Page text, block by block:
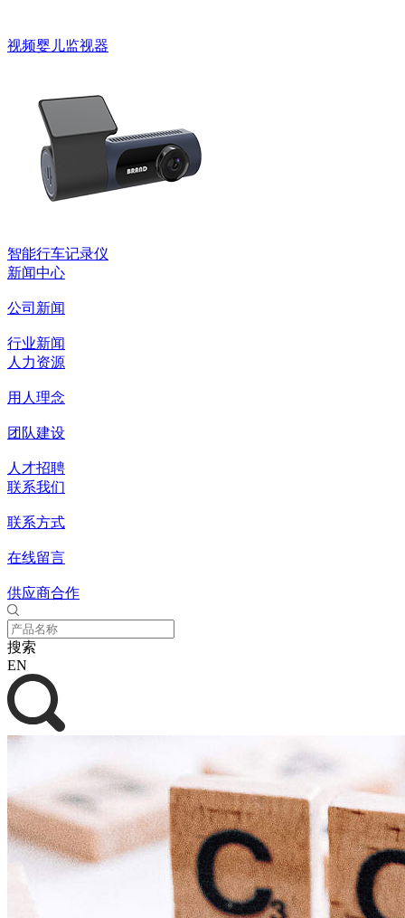
视频婴儿监视器
智能行车记录仪
新闻中心
公司新闻
行业新闻
人力资源
用人理念
团队建设
人才招聘
联系我们
联系方式
在线留言
供应商合作
搜索
EN